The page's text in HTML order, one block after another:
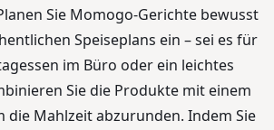
Sie Momogo-Gerichte bewusst
Speiseplans ein – sei es für
im Büro oder ein leichtes
Sie die Produkte mit einem
die Mahlzeit abzurunden. Indem Sie